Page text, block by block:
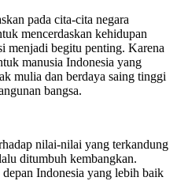
pada cita-cita negara
mencerdaskan kehidupan
menjadi begitu penting. Karena
manusia Indonesia yang
mulia dan berdaya saing tinggi
bangsa.
nilai-nilai yang terkandung
ditumbuh kembangkan.
Indonesia yang lebih baik